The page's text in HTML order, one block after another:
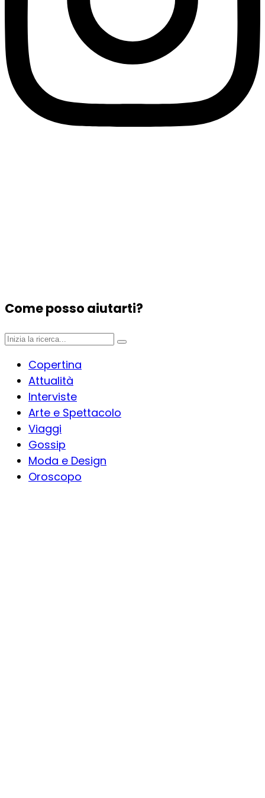
Come posso aiutarti?
Copertina
Attualità
Interviste
Arte e Spettacolo
Viaggi
Gossip
Moda e Design
Oroscopo